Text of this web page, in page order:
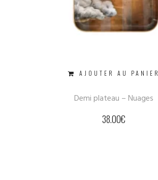
AJOUTER AU PANIER
Demi plateau – Nuages
38.00€